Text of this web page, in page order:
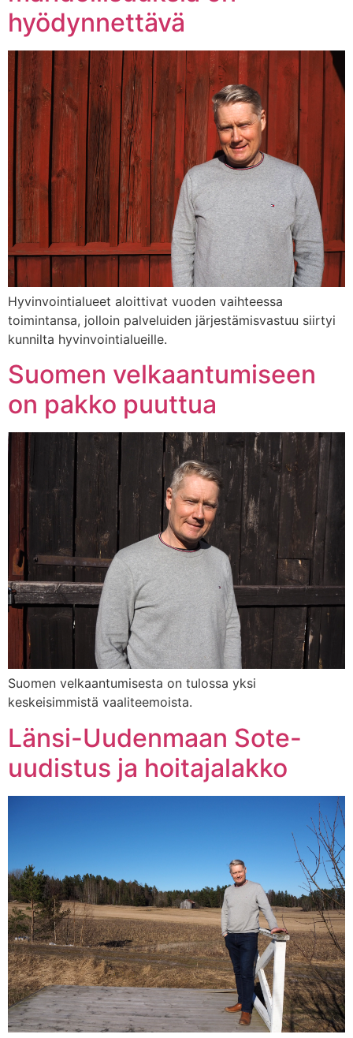
hyödynnettävä
Hyvinvointialueet aloittivat vuoden vaihteessa
toimintansa, jolloin palveluiden järjestämisvastuu siirtyi
kunnilta hyvinvointialueille.
Suomen velkaantumiseen
on pakko puuttua
Suomen velkaantumisesta on tulossa yksi
keskeisimmistä vaaliteemoista.
Länsi-Uudenmaan Sote-
uudistus ja hoitajalakko